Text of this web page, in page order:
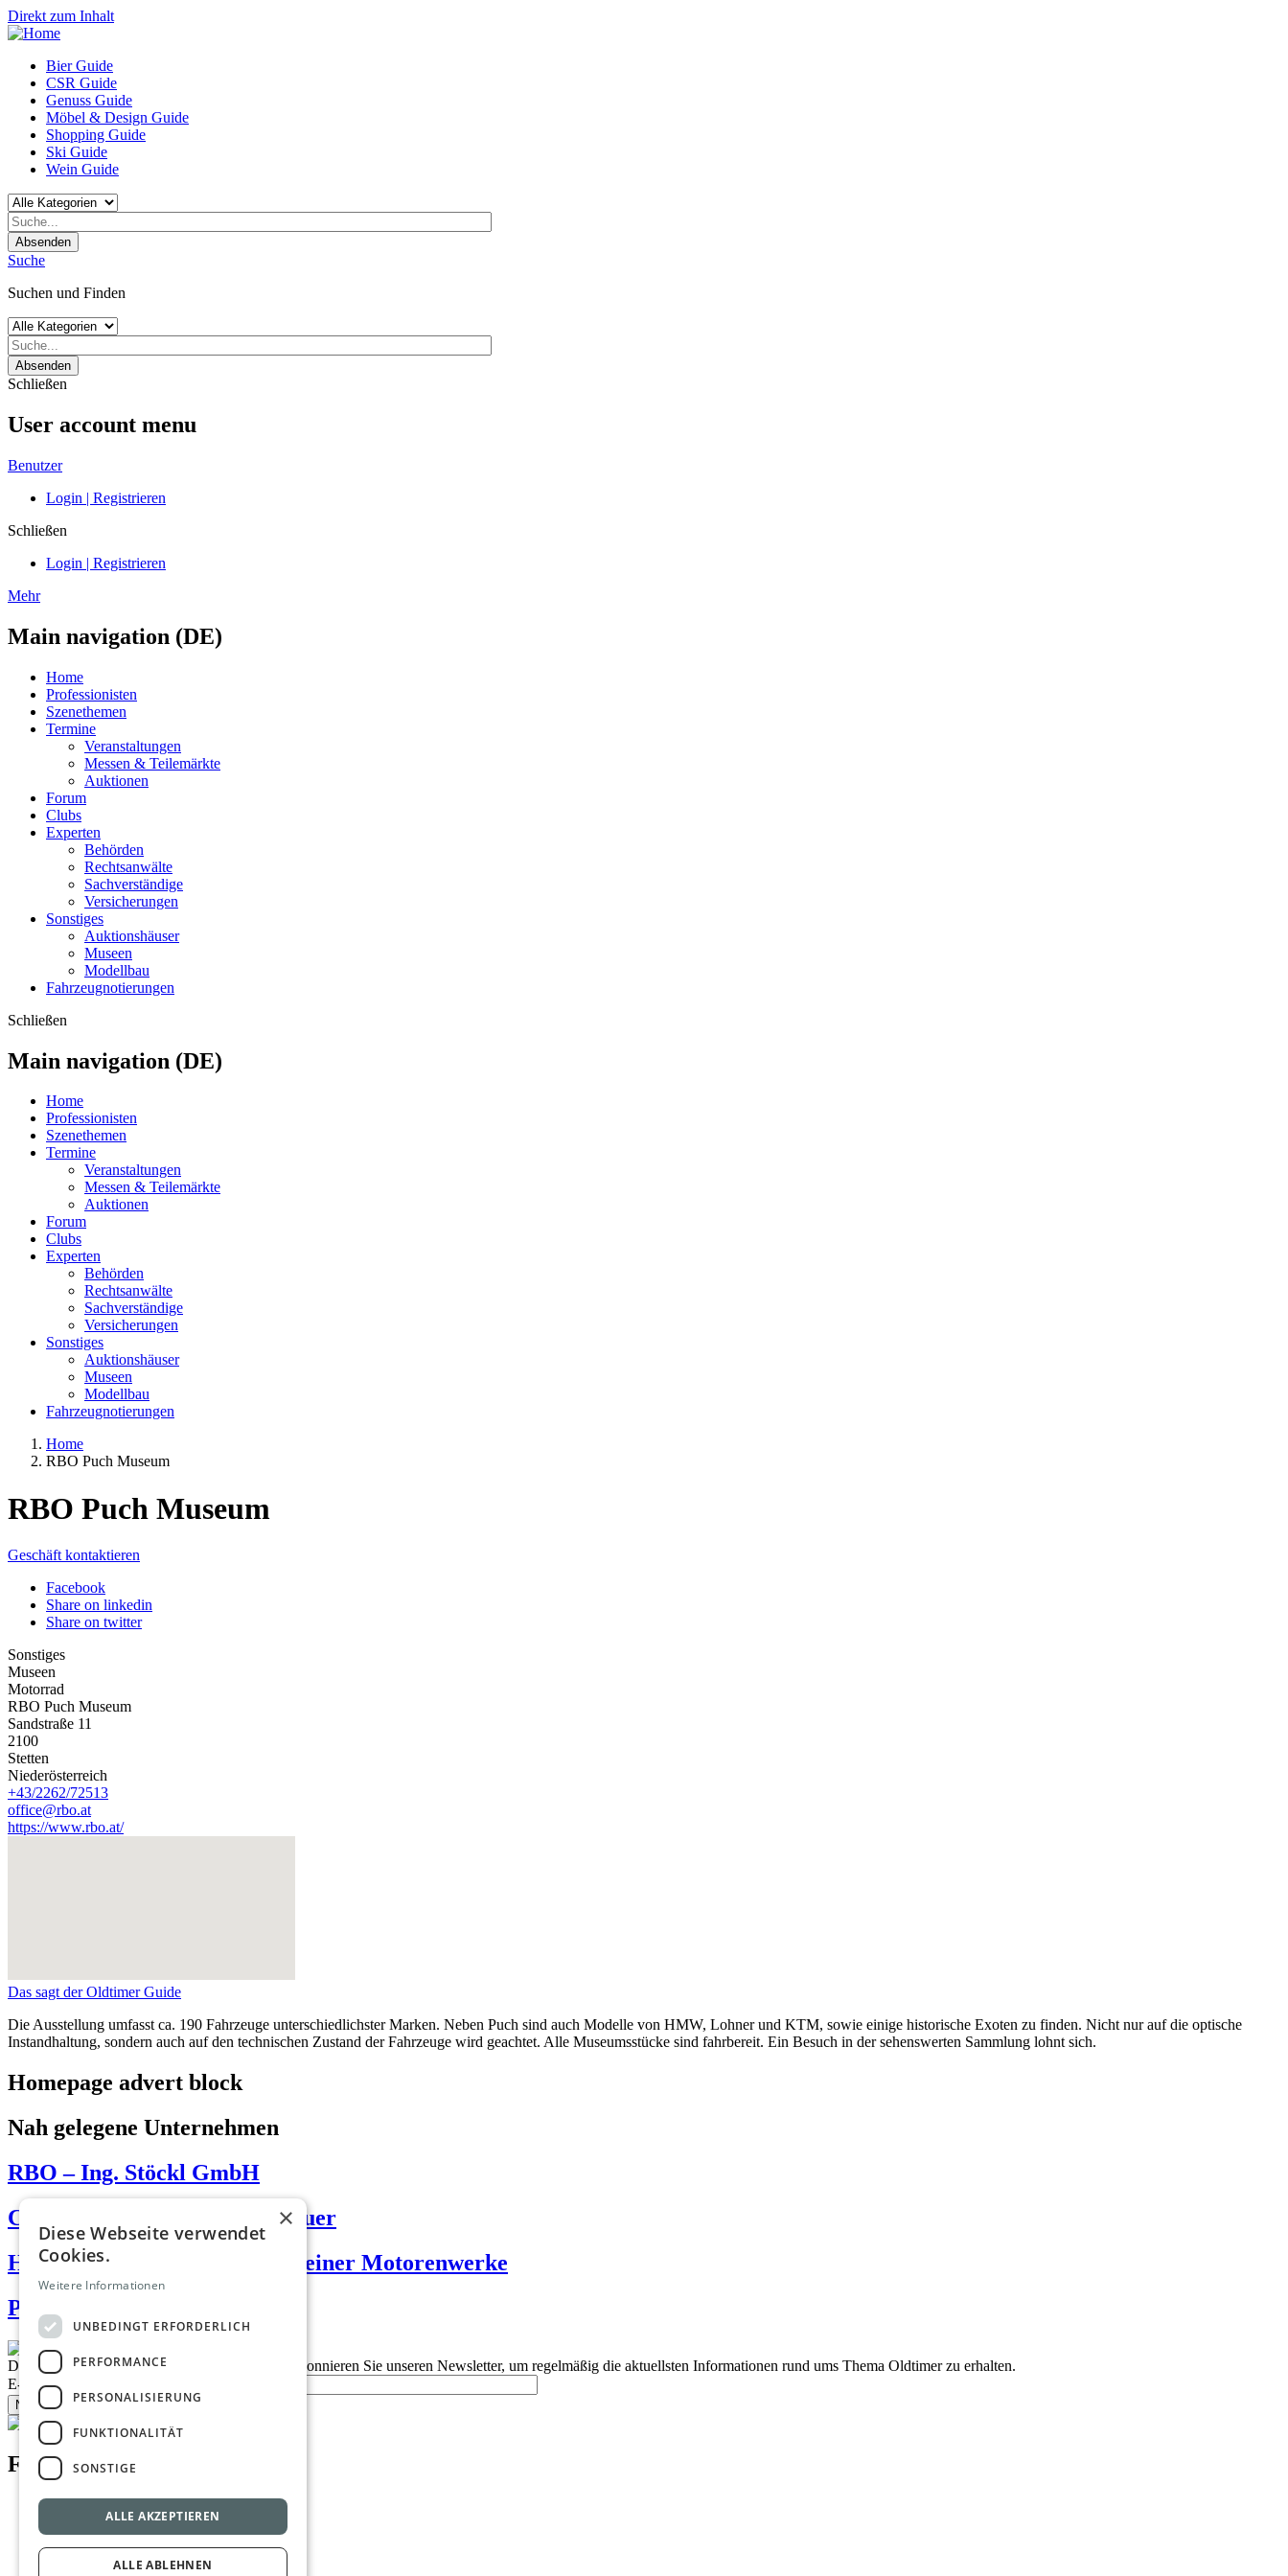
Direkt zum Inhalt
Bier Guide
CSR Guide
Genuss Guide
Möbel & Design Guide
Shopping Guide
Ski Guide
Wein Guide
Absenden
Suche
Suchen und Finden
Absenden
Schließen
User account menu
Benutzer
Login | Registrieren
Schließen
Login | Registrieren
Mehr
Main navigation (DE)
Home
Professionisten
Szenethemen
Termine
Veranstaltungen
Messen & Teilemärkte
Auktionen
Forum
Clubs
Experten
Behörden
Rechtsanwälte
Sachverständige
Versicherungen
Sonstiges
Auktionshäuser
Museen
Modellbau
Fahrzeugnotierungen
Schließen
Main navigation (DE)
Home
Professionisten
Szenethemen
Termine
Veranstaltungen
Messen & Teilemärkte
Auktionen
Forum
Clubs
Experten
Behörden
Rechtsanwälte
Sachverständige
Versicherungen
Sonstiges
Auktionshäuser
Museen
Modellbau
Fahrzeugnotierungen
Home
RBO Puch Museum
RBO Puch Museum
Geschäft kontaktieren
Facebook
Share on linkedin
Share on twitter
Sonstiges
Museen
Motorrad
RBO Puch Museum
Sandstraße 11
2100
Stetten
Niederösterreich
+43/2262/72513
office@rbo.at
https://www.rbo.at/
Das sagt der Oldtimer Guide
Die Ausstellung umfasst ca. 190 Fahrzeuge unterschiedlichster Marken. Neben Puch sind auch Modelle von HMW, Lohner und KTM, sowie einige historische Exoten zu finden. Nicht nur auf die optische
Instandhaltung, sondern auch auf den technischen Zustand der Fahrzeuge wird geachtet. Alle Museumsstücke sind fahrbereit. Ein Besuch in der sehenswerten Sammlung lohnt sich.
Homepage advert block
Nah gelegene Unternehmen
RBO – Ing. Stöckl GmbH
Carstyleprofi — Michelle Breuer
HMW Zweirad Austria – Halleiner Motorenwerke
Pechousek Bernd
Description Bleiben Sie auf dem Laufenden
Abonnieren Sie unseren Newsletter, um regelmäßig die aktuellsten Informationen rund ums Thema Oldtimer zu erhalten.
E-Mail
Newsletter bestellen
Footer menu
Nutzungsbedingungen
Kontakt
×
Diese Webseite verwendet
Cookies.
Weitere Informationen
UNBEDINGT ERFORDERLICH
PERFORMANCE
PERSONALISIERUNG
FUNKTIONALITÄT
SONSTIGE
ALLE AKZEPTIEREN
ALLE ABLEHNEN